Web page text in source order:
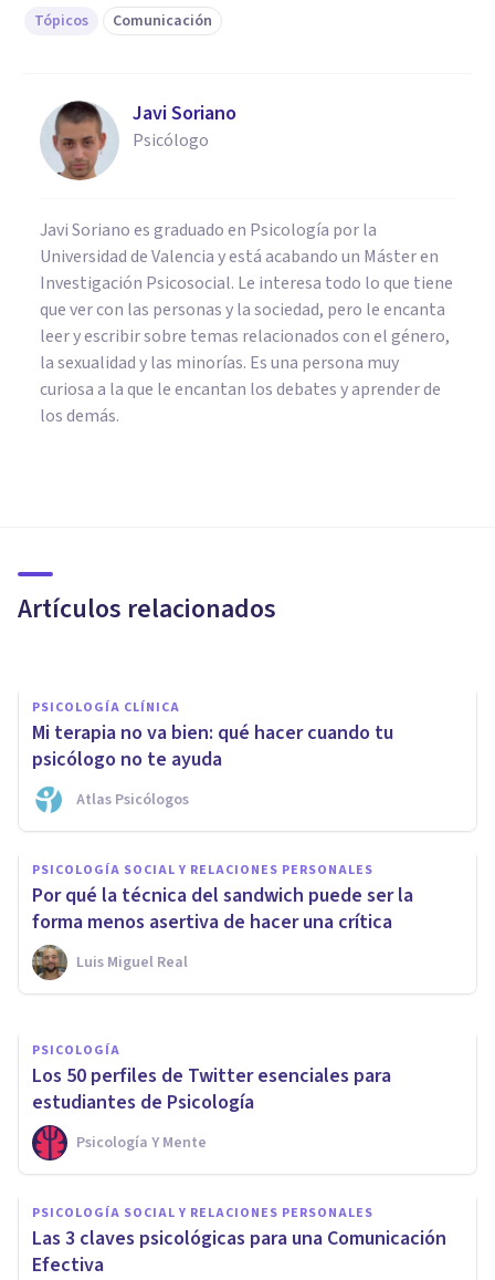
Tópicos Comunicación
Javi Soriano
Psicólogo
Javi Soriano es graduado en Psicología por la
Universidad de Valencia y está acabando un Máster en
Investigación Psicosocial. Le interesa todo lo que tiene
que ver con las personas y la sociedad, pero le encanta
leer y escribir sobre temas relacionados con el género,
la sexualidad y las minorías. Es una persona muy
curiosa a la que le encantan los debates y aprender de
los demás.
Artículos relacionados
de En Equilibrio Mental
PSICOLOGÍA CLÍNICA
Mi terapia no va bien: qué hacer cuando tu
psicólogo no te ayuda
Atlas Psicólogos
PSICOLOGÍA SOCIAL Y RELACIONES PERSONALES
Por qué la técnica del sandwich puede ser la
forma menos asertiva de hacer una crítica
Luis Miguel Real
5 motivos por los que acudir a
terapia de pareja
Psicotools
PSICOLOGÍA
Los 50 perfiles de Twitter esenciales para
estudiantes de Psicología
Psicología Y Mente
PSICOLOGÍA SOCIAL Y RELACIONES PERSONALES
Las 3 claves psicológicas para una Comunicación
Efectiva